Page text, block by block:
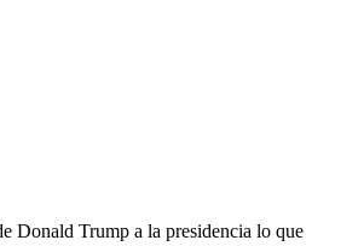
Donald Trump a la presidencia lo que